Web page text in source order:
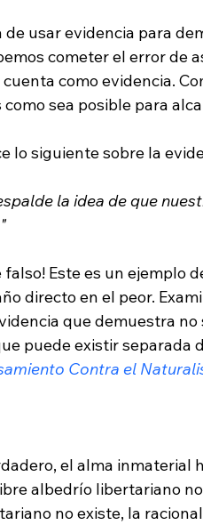
de usar evidencia para
cometer el error de
como evidencia.
sea posible para
la idea de que
falso! Este es un ejemplo
directo en el peor.
que demuestra
puede existir separada
Contra el
el alma inmaterial
albedrío libertariano
no existe, la